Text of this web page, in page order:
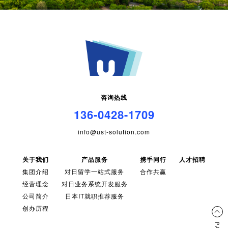
咨询热线
136-0428-1709
info@ust-solution.com
关于我们
集团介绍
经营理念
公司简介
创办历程
产品服务
对日留学一站式服务
对日业务系统开发服务
日本IT就职推荐服务
携手同行
合作共赢
人才招聘